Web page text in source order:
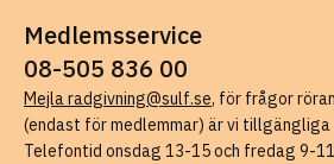
Medlemsservice
08-505 836 00
Mejla radgivning@sulf.se, för frågor
(endast för medlemmar) är vi tillgängliga
Telefontid onsdag 13-15 och fredag 9-